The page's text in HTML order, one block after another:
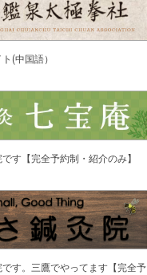
(中国語）
す【完全予約制・紹介のみ】
す。三鷹でやってます【完全予